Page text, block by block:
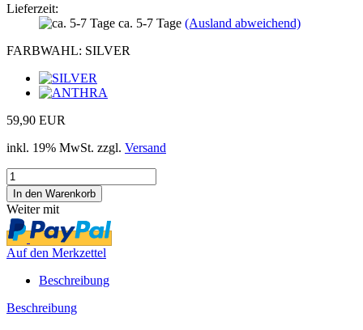
Lieferzeit:
ca. 5-7 Tage (Ausland abweichend)
FARBWAHL: SILVER
59,90 EUR
inkl. 19% MwSt. zzgl. Versand
Weiter mit
Auf den Merkzettel
Beschreibung
Beschreibung